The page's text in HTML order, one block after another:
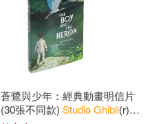
蒼鷺與少年：經典動畫明信片
(30張不同款) StudioGhibli(r)